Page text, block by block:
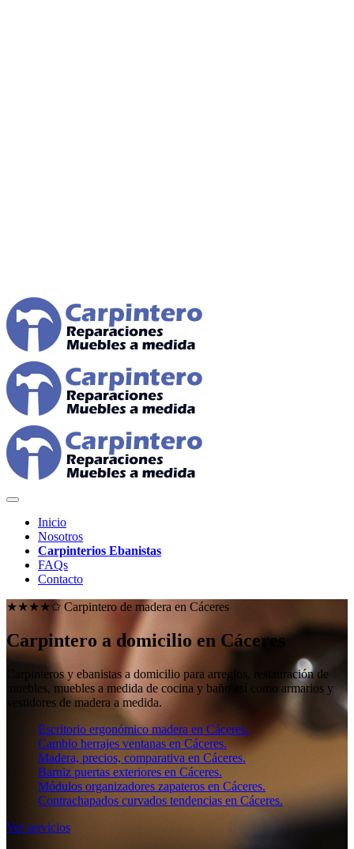
Inicio
Nosotros
Carpinterios Ebanistas
FAQs
Contacto
★★★★✩ Carpintero de madera en Cáceres
Carpintero a domicilio en Cáceres
Carpinteros y ebanistas a domicilio para arreglos, restauración de
muebles, muebles a medida de cocina y baño así como armarios y
vestidores de madera a medida.
Escritorio ergonómico madera en Cáceres.
Cambio herrajes ventanas en Cáceres.
Madera, precios, comparativa en Cáceres.
Barniz puertas exteriores en Cáceres.
Módulos organizadores zapateros en Cáceres.
Contrachapados curvados tendencias en Cáceres.
Ver servicios